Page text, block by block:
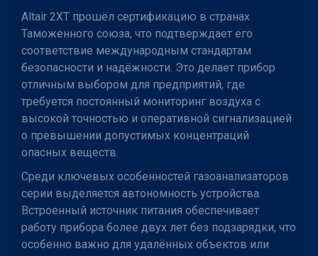
Altair 2XT прошёл сертификацию в странах
Таможенного союза, что подтверждает его
соответствие международным стандартам
безопасности и надёжности. Это делает прибор
отличным выбором для предприятий, где
требуется постоянный мониторинг воздуха с
высокой точностью и оперативной сигнализацией
о превышении допустимых концентраций
опасных веществ.
Среди ключевых особенностей газоанализаторов
серии выделяется автономность устройства.
Встроенный источник питания обеспечивает
работу прибора более двух лет без подзарядки, что
особенно важно для удалённых объектов или